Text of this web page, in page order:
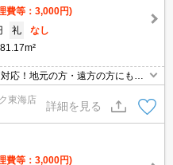
費等：3,000円)
礼
なし
81.17m²
応！地元の方・遠方の方にも公
東海店
詳細を見る
費等：3,000円)